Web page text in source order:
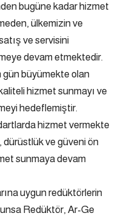
bugüne kadar hizmet
ülkemizin ve
ve servisini
devam etmektedir.
büyümekte olan
hizmet sunmayı ve
hedeflemiştir.
hizmet vermekte
dürüstlük ve güveni ön
sunmaya devam
uygun redüktörlerin
Redüktör, Ar-Ge